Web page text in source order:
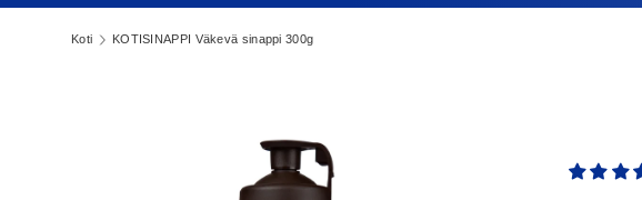
Koti KOTISINAPPI Väkevä sinappi 300g